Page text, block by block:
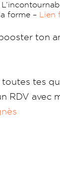
forme – Lien
ton
tes
RDV avec